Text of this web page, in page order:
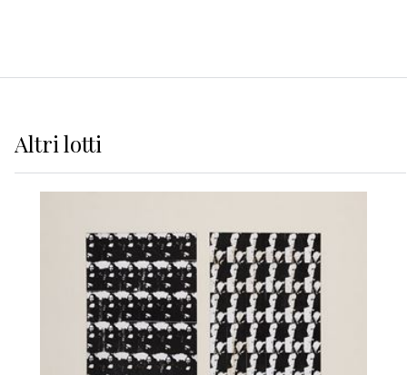
Altrilotti